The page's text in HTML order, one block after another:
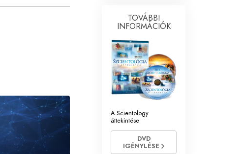
TOVÁBBI
INFORMÁCIÓK
A Scientology
áttekintése
DVD
IGÉNYLÉSE